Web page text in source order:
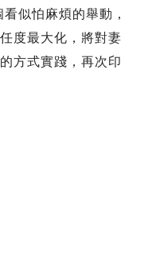
似怕麻煩的舉動，
度最大化，將對妻
方式實踐，再次印